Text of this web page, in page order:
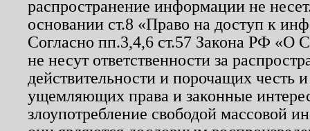
распространение информации не
основании ст.8 «Право на доступ к
Согласно пп.3,4,6 ст.57 Закона РФ «О
не несут ответственности за
действительности и порочащих честь
ущемляющих права и законные
злоупотребление свободой массовой